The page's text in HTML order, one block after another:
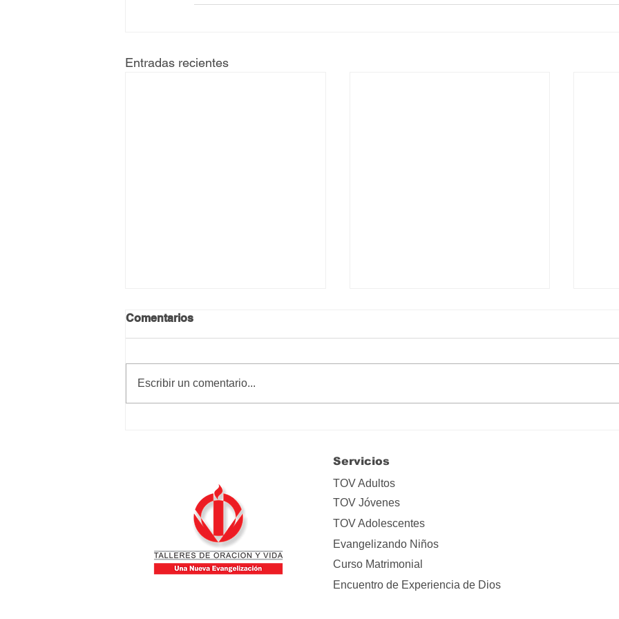
Entradas recientes
Comentarios
Escribir un comentario...
Servicios
TOV Adultos
TOV Jóvenes
TOV Adolescentes
Evangelizando Niños
Curso Matrimonial
Encuentro de Experiencia de Dios